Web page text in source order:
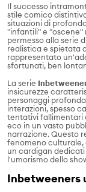
Il successo
stile comico
situazioni di
"infantili" e "oscene"
permesso alla serie
realistica e spietata
rappresentato
sfortunati, ben
La serie
insicurezze
personaggi
interazioni, spesso
tentativi fallimentari
eco in un vasto
narrazione. Questo
fenomeno culturale,
un cardigan
l'umorismo dello
Inbetweeners